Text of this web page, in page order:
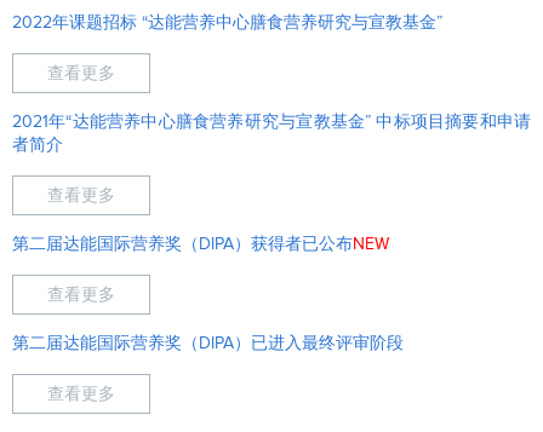
2022年课题招标 “达能营养中心膳食营养研究与宣教基金”
查看更多
2021年“达能营养中心膳食营养研究与宣教基金” 中标项目摘要和申请
者简介
查看更多
第二届达能国际营养奖（DIPA）获得者已公布NEW
查看更多
第二届达能国际营养奖（DIPA）已进入最终评审阶段
查看更多